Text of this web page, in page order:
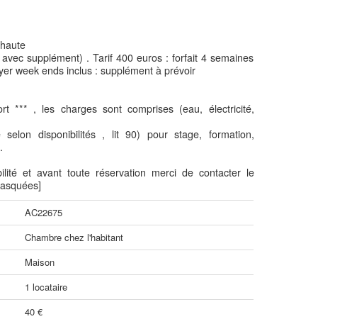
supplément) . Tarif 400 euros : forfait 4 semaines
week ends inclus : supplément à prévoir
*** , les charges sont comprises (eau, électricité,
disponibilités , lit 90) pour stage, formation,
et avant toute réservation merci de contacter le
AC22675
Chambre chez l'habitant
Maison
1 locataire
40 €